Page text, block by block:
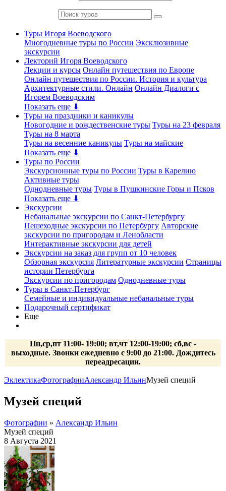
Туры Игоря Воеводского
Многодневные туры по России Эксклюзивные
экскурсии
Лекторий Игоря Воеводского
Лекции и курсы Онлайн путешествия по Европе
Онлайн путешествия по России. История и культура
Архитектурные стили. Онлайн Онлайн Диалоги с
Игорем Воеводским
Показать еще ⬇
Туры на праздники и каникулы
Новогодние и рождественские туры Туры на 23 февраля
Туры на 8 марта
Туры на весенние каникулы Туры на майские
Показать еще ⬇
Туры по России
Экскурсионные туры по России Туры в Карелию
Активные туры
Однодневные туры Туры в Пушкинские Горы и Псков
Показать еще ⬇
Экскурсии
Небанальные экскурсии по Санкт-Петербургу
Пешеходные экскурсии по Петербургу Авторские
экскурсии по пригородам и Ленобласти
Интерактивные экскурсии для детей
Экскурсии на заказ для групп от 10 человек
Обзорная экскурсия Литературные экскурсии Страницы
истории Петербурга
Экскурсии по пригородам Однодневные туры
Туры в Санкт-Петербург
Семейные и индивидуальные небанальные туры
Подарочный сертификат
Еще
Пн,ср,пт 11:00- 19:00; вт,чт 12:00-19:00; сб,вс -
выходные. Звонки ежедневно с 9:00 до 21:00. Дождитесь
переадресации.
ЭклектикаФотографииАлександр ИльинМузей специй
Музей специй
Фотографии » Александр Ильин
Музей специй
8 Августа 2021